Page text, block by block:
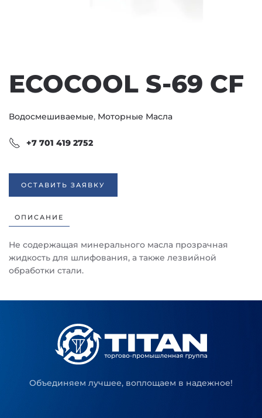
ECOCOOL S-69 CF
Водосмешиваемые, Моторные Масла
+7 701 419 2752
ОСТАВИТЬ ЗАЯВКУ
ОПИСАНИЕ
Не содержащая минерального масла прозрачная
жидкость для шлифования, а также лезвийной
обработки стали.
Объединяем лучшее, воплощаем в надежное!